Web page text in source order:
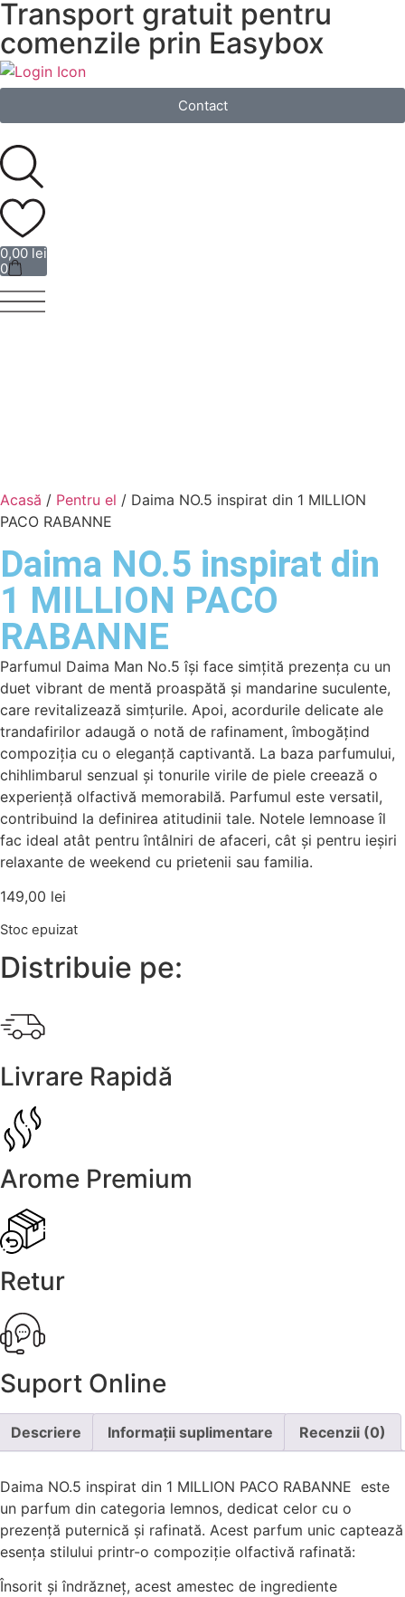
Transport gratuit pentru
comenzile prin Easybox
Contact
0,00 lei
0
Acasă / Pentru el / Daima NO.5 inspirat din 1 MILLION
PACO RABANNE
Daima NO.5 inspirat din
1 MILLION PACO
RABANNE
Parfumul Daima Man No.5 își face simțită prezența cu un
duet vibrant de mentă proaspătă și mandarine suculente,
care revitalizează simțurile. Apoi, acordurile delicate ale
trandafirilor adaugă o notă de rafinament, îmbogățind
compoziția cu o eleganță captivantă. La baza parfumului,
chihlimbarul senzual și tonurile virile de piele creează o
experiență olfactivă memorabilă. Parfumul este versatil,
contribuind la definirea atitudinii tale. Notele lemnoase îl
fac ideal atât pentru întâlniri de afaceri, cât și pentru ieșiri
relaxante de weekend cu prietenii sau familia.
149,00 lei
Stoc epuizat
Distribuie pe:
Livrare Rapidă
Arome Premium
Retur
Suport Online
Descriere Informații suplimentare Recenzii (0)
Daima NO.5 inspirat din 1 MILLION PACO RABANNE este
un parfum din categoria lemnos, dedicat celor cu o
prezență puternică și rafinată. Acest parfum unic captează
esența stilului printr-o compoziție olfactivă rafinată:
Însorit și îndrăzneț, acest amestec de ingrediente